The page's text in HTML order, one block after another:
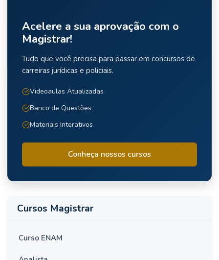
Acelere a sua aprovação com o
Magistrar!
Tudo que você precisa para passar em concursos de
carreiras jurídicas e policiais.
Videoaulas Atualizadas
Banco de Questões
Materiais Interativos
Conheça nossos cursos
Cursos Magistrar
Curso ENAM